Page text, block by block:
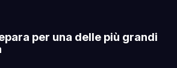
per una delle più grandi